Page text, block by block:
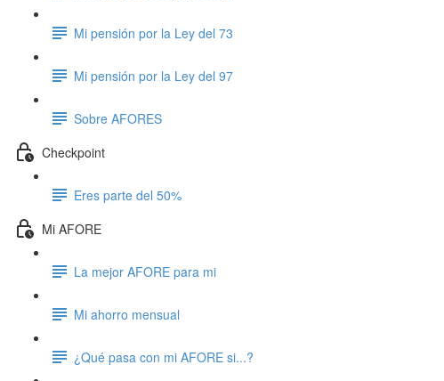
Mi pensión por la Ley del 73
Mi pensión por la Ley del 97
Sobre AFORES
Checkpoint
Eres parte del 50%
Mi AFORE
La mejor AFORE para mi
Mi ahorro mensual
¿Qué pasa con mi AFORE si...?